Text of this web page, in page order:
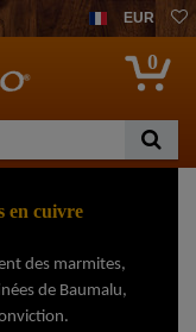
EUR
0
en cuivre
des marmites,
de Baumalu,